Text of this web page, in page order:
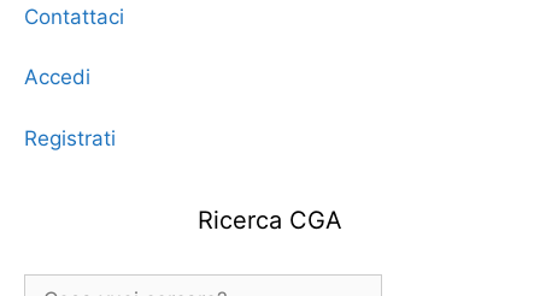
Contattaci
Accedi
Registrati
Ricerca CGA